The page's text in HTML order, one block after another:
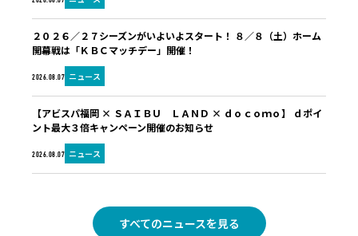
2026.08.07 ニュース
２０２６／２７シーズンがいよいよスタート！ ８／８（土）ホーム
開幕戦は「ＫＢＣマッチデー」開催！
2026.08.07 ニュース
【アビスパ福岡 × ＳＡＩＢＵ ＬＡＮＤ × ｄｏｃｏｍｏ】 ｄポイ
ント最大３倍キャンペーン開催のお知らせ
すべてのニュースを見る